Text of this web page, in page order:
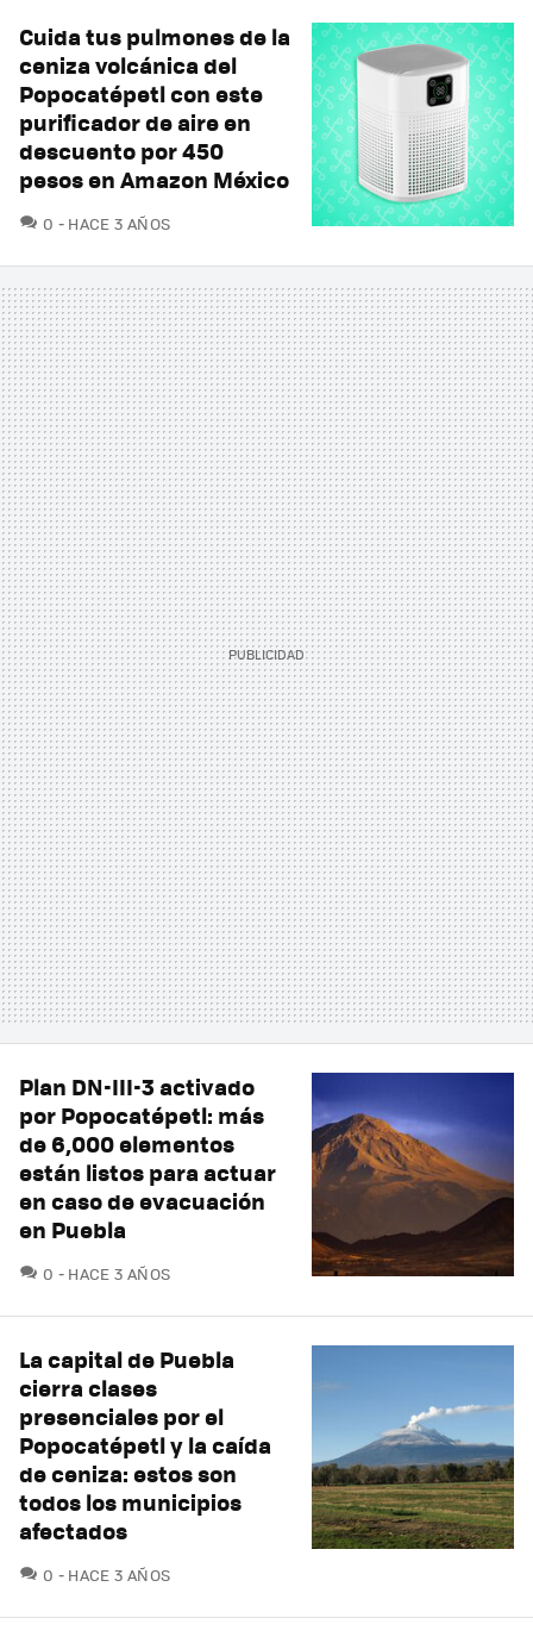
Cuida tus pulmones de la
ceniza volcánica del
Popocatépetl con este
purificador de aire en
descuento por 450
pesos en Amazon México
0 COMENTARIOS
HACE 3 AÑOS
Plan DN-III-3 activado
por Popocatépetl: más
de 6,000 elementos
están listos para actuar
en caso de evacuación
en Puebla
0 COMENTARIOS
HACE 3 AÑOS
La capital de Puebla
cierra clases
presenciales por el
Popocatépetl y la caída
de ceniza: estos son
todos los municipios
afectados
0 COMENTARIOS
HACE 3 AÑOS